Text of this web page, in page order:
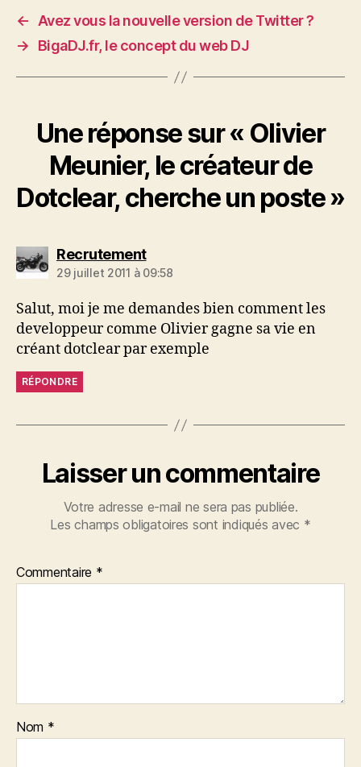
←
Avez vous la nouvelle version de Twitter ?
→
BigaDJ.fr, le concept du web DJ
Une réponse sur « Olivier
Meunier, le créateur de
Dotclear, cherche un poste »
Recrutementdit :
29 juillet 2011 à 09:58
Salut, moi je me demandes bien comment les
developpeur comme Olivier gagne sa vie en
créant dotclear par exemple
RÉPONDRE
Laisser un commentaire
Votre adresse e-mail ne sera pas publiée.
Les champs obligatoires sont indiqués avec *
Commentaire *
Nom *